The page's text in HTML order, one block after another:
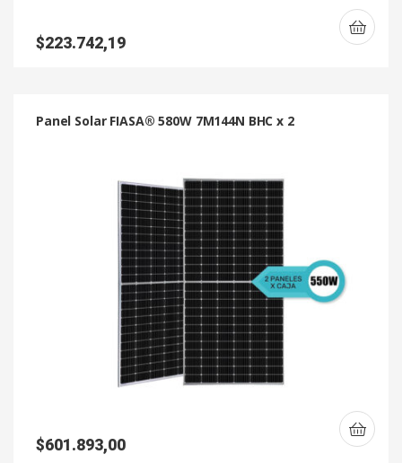
$223.742,19
Panel Solar FIASA® 580W 7M144N BHC x 2
$601.893,00